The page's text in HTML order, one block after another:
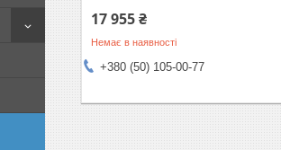
17 955 ₴
Немає в наявності
+380 (50) 105-00-77